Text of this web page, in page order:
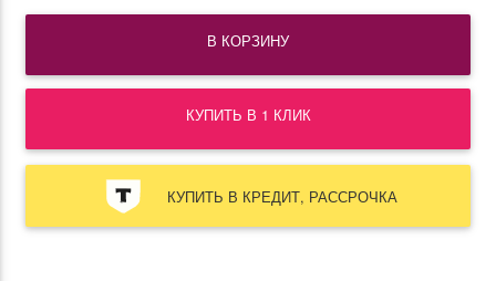
В КОРЗИНУ
КУПИТЬ В 1 КЛИК
КУПИТЬ В КРЕДИТ, РАССРОЧКА